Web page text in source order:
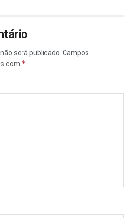
será publicado. Campos
com *